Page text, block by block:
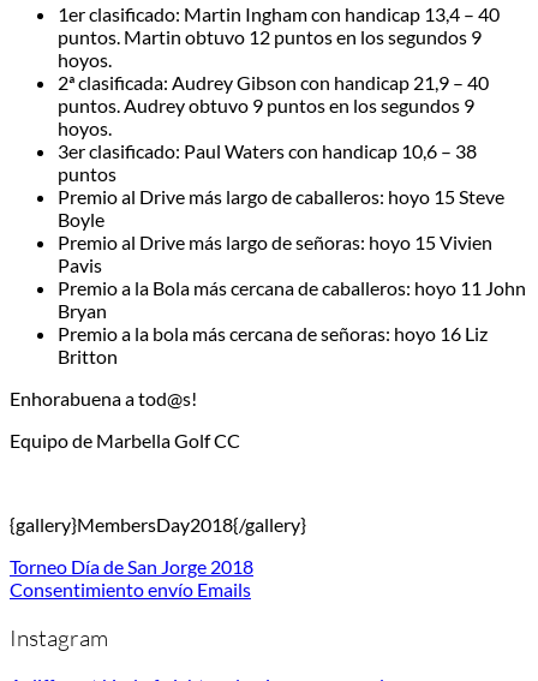
1er clasificado: Martin Ingham con handicap 13,4 – 40
puntos. Martin obtuvo 12 puntos en los segundos 9
hoyos.
2ª clasificada: Audrey Gibson con handicap 21,9 – 40
puntos. Audrey obtuvo 9 puntos en los segundos 9
hoyos.
3er clasificado: Paul Waters con handicap 10,6 – 38
puntos
Premio al Drive más largo de caballeros: hoyo 15 Steve
Boyle
Premio al Drive más largo de señoras: hoyo 15 Vivien
Pavis
Premio a la Bola más cercana de caballeros: hoyo 11 John
Bryan
Premio a la bola más cercana de señoras: hoyo 16 Liz
Britton
Enhorabuena a tod@s!
Equipo de Marbella Golf CC
{gallery}MembersDay2018{/gallery}
Torneo Día de San Jorge 2018
Consentimiento envío Emails
Instagram